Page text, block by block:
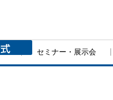
セミナー・展示会